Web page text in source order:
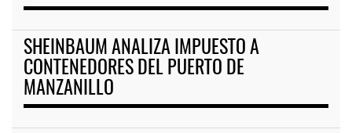
SHEINBAUM ANALIZA IMPUESTO A
CONTENEDORES DEL PUERTO DE
MANZANILLO